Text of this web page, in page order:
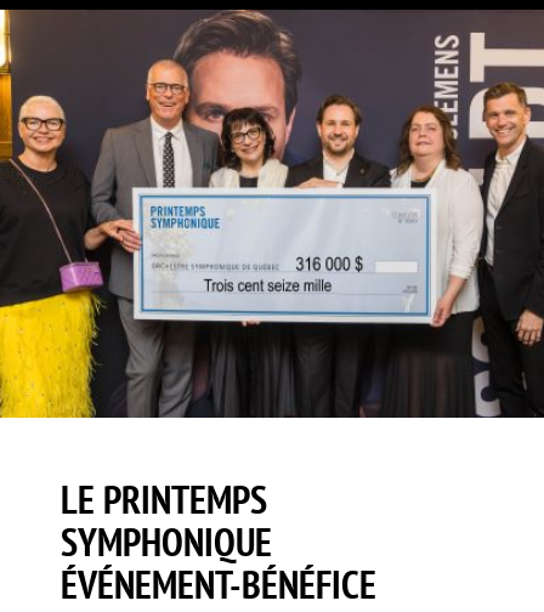
LE PRINTEMPS
SYMPHONIQUE
ÉVÉNEMENT-BÉNÉFICE